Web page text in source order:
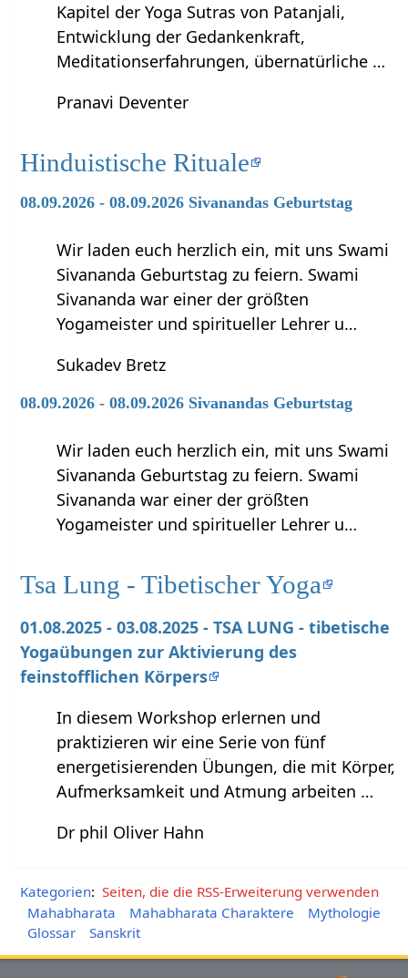
Kapitel der Yoga Sutras von Patanjali,
Entwicklung der Gedankenkraft,
Meditationserfahrungen, übernatürliche …
Pranavi Deventer
Hinduistische Rituale
08.09.2026 - 08.09.2026 Sivanandas Geburtstag
Wir laden euch herzlich ein, mit uns Swami
Sivananda Geburtstag zu feiern. Swami
Sivananda war einer der größten
Yogameister und spiritueller Lehrer u…
Sukadev Bretz
08.09.2026 - 08.09.2026 Sivanandas Geburtstag
Wir laden euch herzlich ein, mit uns Swami
Sivananda Geburtstag zu feiern. Swami
Sivananda war einer der größten
Yogameister und spiritueller Lehrer u…
Tsa Lung - Tibetischer Yoga
01.08.2025 - 03.08.2025 - TSA LUNG - tibetische
Yogaübungen zur Aktivierung des
feinstofflichen Körpers
In diesem Workshop erlernen und
praktizieren wir eine Serie von fünf
energetisierenden Übungen, die mit Körper,
Aufmerksamkeit und Atmung arbeiten …
Dr phil Oliver Hahn
Kategorien: Seiten, die die RSS-Erweiterung verwenden
Mahabharata
Mahabharata Charaktere
Mythologie
Glossar
Sanskrit